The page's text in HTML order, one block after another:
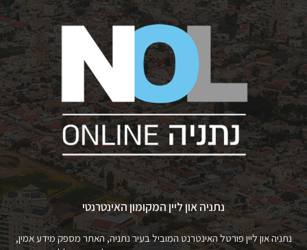
נתניה און ליין המקומון האינטרנטי
נתניה און ליין פורטל האינטרנט המוביל בעיר נתניה, האתר מספק מידע אמין,